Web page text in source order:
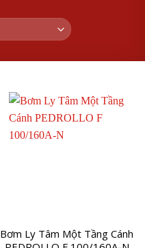
Bơm Ly Tâm Một Tầng Cánh